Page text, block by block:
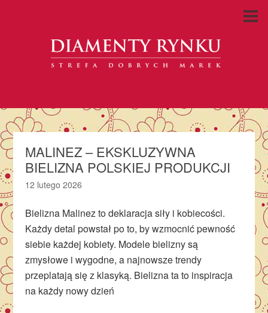
MALINEZ – EKSKLUZYWNA
BIELIZNA POLSKIEJ PRODUKCJI
12 lutego 2026
Bielizna Malinez to deklaracja siły i kobiecości.
Każdy detal powstał po to, by wzmocnić pewność
siebie każdej kobiety. Modele bielizny są
zmysłowe i wygodne, a najnowsze trendy
przeplatają się z klasyką. Bielizna ta to inspiracja
na każdy nowy dzień